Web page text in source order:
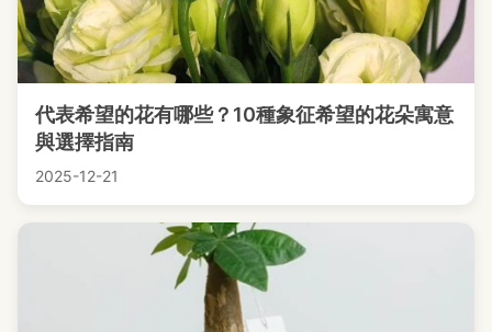
代表希望的花有哪些？10種象征希望的花朵寓意
與選擇指南
2025-12-21